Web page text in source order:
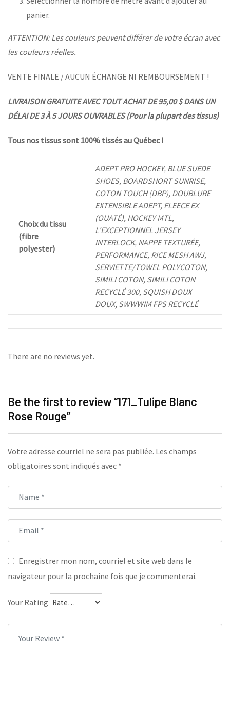
panier.
ATTENTION: Les couleurs peuvent différer de votre écran avec
les couleurs réelles.
VENTE FINALE / AUCUN ÉCHANGE NI REMBOURSEMENT !
LIVRAISON GRATUITE AVEC TOUT ACHAT DE 95,00 $ DANS UN
DÉLAI DE 3 À 5 JOURS OUVRABLES (Pour la plupart des tissus)
Tous nos tissus sont 100% tissés au Québec !
Choix du tissu
(fibre
polyester)
ADEPT PRO HOCKEY, BLUE SUEDE
SHOES, BOARDSHORT SUNRISE,
COTON TOUCH (DBP), DOUBLURE
EXTENSIBLE ADEPT, FLEECE EX
(OUATÉ), HOCKEY MTL,
L'EXCEPTIONNEL JERSEY
INTERLOCK, NAPPE TEXTURÉE,
PERFORMANCE, RICE MESH AWJ,
SERVIETTE/TOWEL POLYCOTON,
SIMILI COTON, SIMILI COTON
RECYCLÉ 300, SQUISH DOUX
DOUX, SWWWIM FPS RECYCLÉ
There are no reviews yet.
Be the first to review “171_Tulipe Blanc
Rose Rouge”
Votre adresse courriel ne sera pas publiée. Les champs
obligatoires sont indiqués avec *
Enregistrer mon nom, courriel et site web dans le
navigateur pour la prochaine fois que je commenterai.
Your Rating